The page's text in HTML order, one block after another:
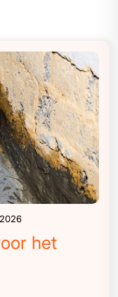
het